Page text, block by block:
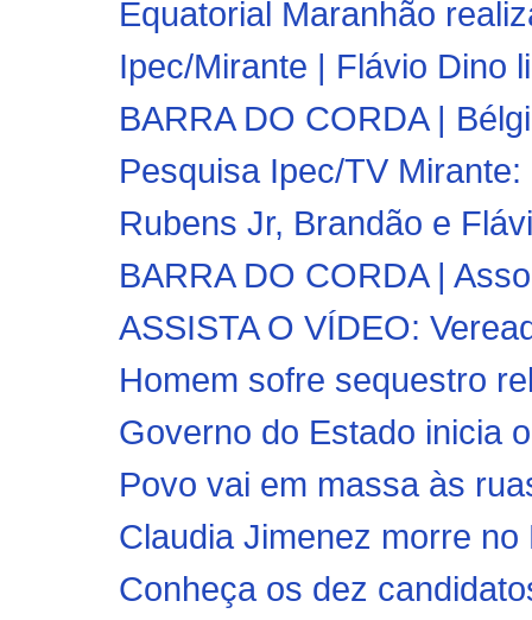
Equatorial Maranhão
Ipec/Mirante | Flávio Dino
BARRA DO CORDA |
Pesquisa Ipec/TV
Rubens Jr, Brandão e
BARRA DO CORDA |
ASSISTA O VÍDEO:
Homem sofre sequestro
Governo do Estado inicia
Povo vai em massa às
Claudia Jimenez morre
Conheça os dez